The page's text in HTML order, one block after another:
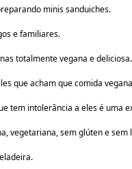
minis sanduiches.
e familiares.
totalmente vegana e deliciosa.
que acham que comida
tem intolerância a eles é uma
vegetariana, sem glúten e sem